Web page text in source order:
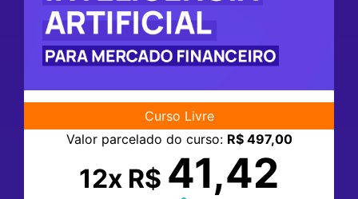
Curso Livre
Valor parcelado do curso: R$ 497,00
12x R$ 41,42